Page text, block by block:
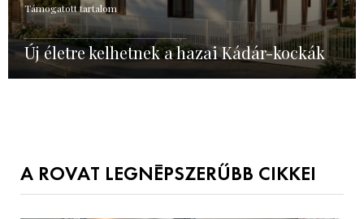
Támogatott tartalom
Új életre kelhetnek a hazai Kádár-kockák
A ROVAT LEGNÉPSZERŰBB CIKKEI